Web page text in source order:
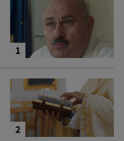
1
2